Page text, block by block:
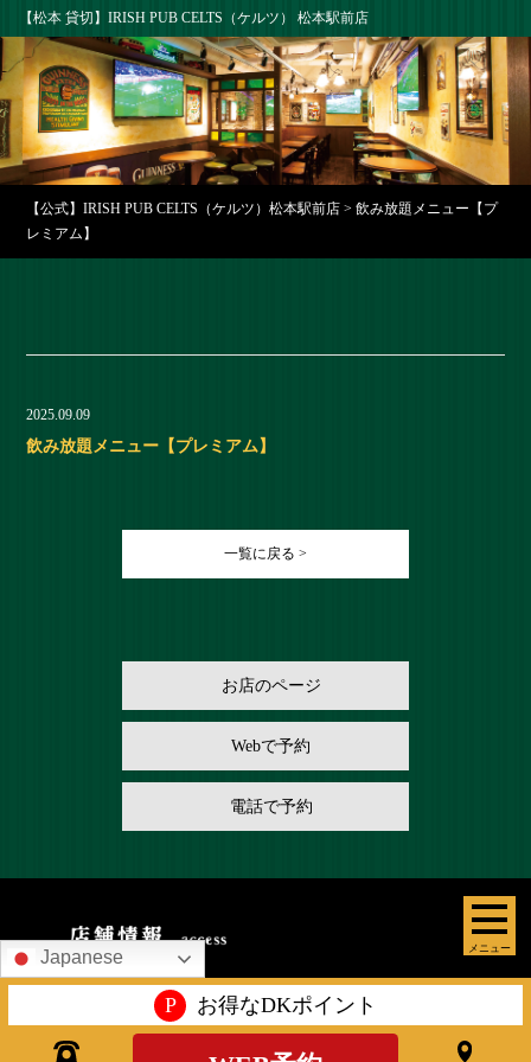
【松本 貸切】IRISH PUB CELTS（ケルツ） 松本駅前店
メニュー
【公式】IRISH PUB CELTS（ケルツ）松本駅前店 >飲み放題メニュー【プ
レミアム】
2025.09.09
飲み放題メニュー【プレミアム】
一覧に戻る >
お店のページ
Webで予約
電話で予約
Japanese
P お得なDKポイント